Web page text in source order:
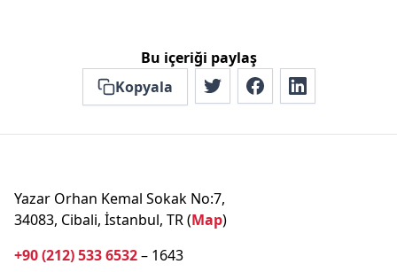
Bu içeriği paylaş
Kopyala
Yazar Orhan Kemal Sokak No:7,
34083, Cibali, İstanbul, TR (Map)
+90 (212) 533 6532– 1643